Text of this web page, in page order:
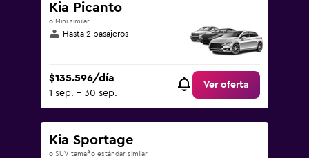
Kia Picanto
o Mini similar
Hasta 2 pasajeros
$135.596/día
1 sep. - 30 sep.
Ver oferta
Kia Sportage
o SUV tamaño estándar similar